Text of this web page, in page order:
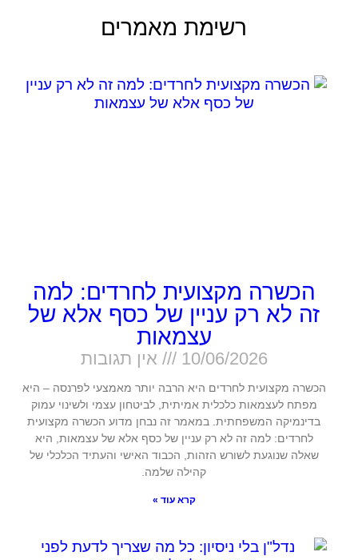
רשימת מאמרים
הכשרה מקצועית לחרדים: למה
זה לא רק עניין של כסף אלא של
עצמאות
10/06/2026 אין תגובות
הכשרה מקצועית לחרדים היא הרבה יותר מאמצעי לפרנסה – היא
מפתח לעצמאות כלכלית אמיתית, לביטחון עצמי ולשינוי עמוק
בדינמיקה המשפחתית. במאמר זה נבחן מדוע הכשרה מקצועית
לחרדים: למה זה לא רק עניין של כסף אלא של עצמאות, היא
שאלה שנוגעת לשורש הזהות, הכבוד האישי והעתיד הכלכלי של
קהילה שלמה.
קרא עוד »